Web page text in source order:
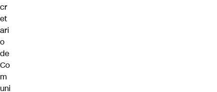
cr
et
ari
o
de
Co
m
uni